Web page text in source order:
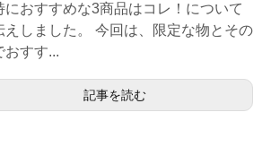
におすすめな3商品はコレ！について
えしました。 今回は、限定な物とその
おすす...
記事を読む